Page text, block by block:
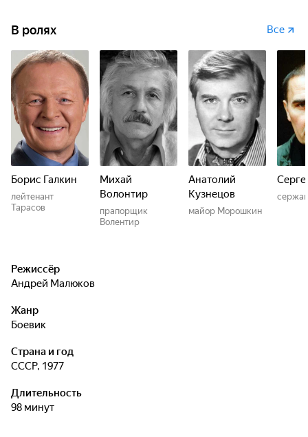
В ролях Все
Борис Галкин
лейтенант
Тарасов
Михай
Волонтир
прапорщик
Волентир
Анатолий
Кузнецов
майор Морошкин
Режиссёр
Андрей Малюков
Жанр
боевик
Страна и год
СССР, 1977
Длительность
98 минут